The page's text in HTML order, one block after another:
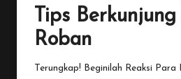
Tips
Roban
Terungkap! Beginilah Reaksi